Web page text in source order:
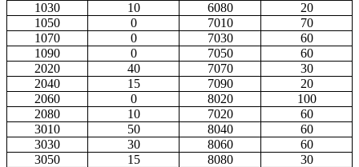
1030
10 6080
20
1050
0 7010
70
1070
0 7030
60
1090
0 7050
60
2020
40 7070
30
2040
15 7090
20
2060
0 8020
100
2080
10 7020
60
3010
50 8040
60
3030
30 8060
60
3050
15 8080
30